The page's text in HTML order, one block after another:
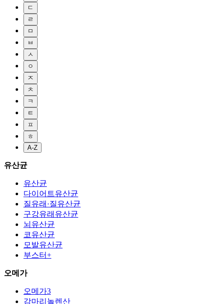
ㄷ
ㄹ
ㅁ
ㅂ
ㅅ
ㅇ
ㅈ
ㅊ
ㅋ
ㅌ
ㅍ
ㅎ
A-Z
유산균
유산균
다이어트유산균
질유래·질유산균
구강유래유산균
뇌유산균
코유산균
모발유산균
부스터+
오메가
오메가3
감마리놀렌산